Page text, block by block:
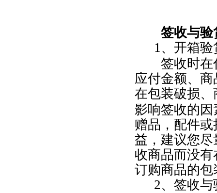
签收与验
1、开箱验
签收时在付
应付金额、
在包装破损
影响签收的
赠品，配件
益，建议您
收商品而没
订购商品的
2、签收